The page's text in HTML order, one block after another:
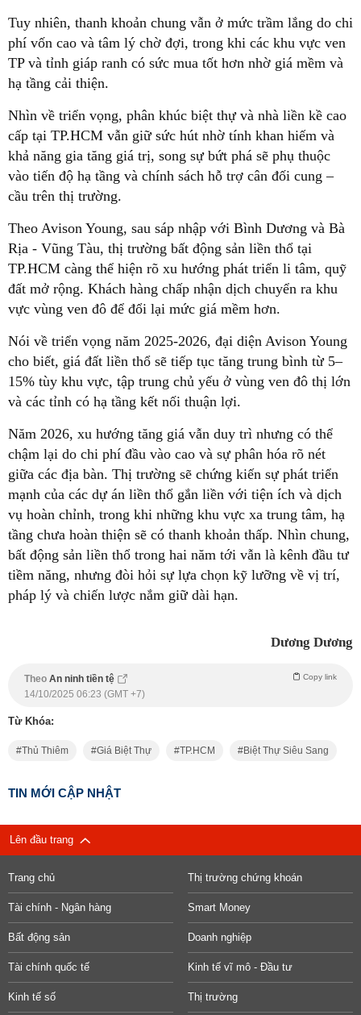
Tuy nhiên, thanh khoản chung vẫn ở mức trầm lắng do chi
phí vốn cao và tâm lý chờ đợi, trong khi các khu vực ven
TP và tỉnh giáp ranh có sức mua tốt hơn nhờ giá mềm và
hạ tầng cải thiện.
Nhìn về triển vọng, phân khúc biệt thự và nhà liền kề cao
cấp tại TP.HCM vẫn giữ sức hút nhờ tính khan hiếm và
khả năng gia tăng giá trị, song sự bứt phá sẽ phụ thuộc
vào tiến độ hạ tầng và chính sách hỗ trợ cân đối cung –
cầu trên thị trường.
Theo Avison Young, sau sáp nhập với Bình Dương và Bà
Rịa - Vũng Tàu, thị trường bất động sản liền thổ tại
TP.HCM càng thể hiện rõ xu hướng phát triển li tâm, quỹ
đất mở rộng. Khách hàng chấp nhận dịch chuyển ra khu
vực vùng ven đô để đổi lại mức giá mềm hơn.
Nói về triển vọng năm 2025-2026, đại diện Avison Young
cho biết, giá đất liền thổ sẽ tiếp tục tăng trung bình từ 5–
15% tùy khu vực, tập trung chủ yếu ở vùng ven đô thị lớn
và các tỉnh có hạ tầng kết nối thuận lợi.
Năm 2026, xu hướng tăng giá vẫn duy trì nhưng có thể
chậm lại do chi phí đầu vào cao và sự phân hóa rõ nét
giữa các địa bàn. Thị trường sẽ chứng kiến sự phát triển
mạnh của các dự án liền thổ gắn liền với tiện ích và dịch
vụ hoàn chỉnh, trong khi những khu vực xa trung tâm, hạ
tầng chưa hoàn thiện sẽ có thanh khoản thấp. Nhìn chung,
bất động sản liền thổ trong hai năm tới vẫn là kênh đầu tư
tiềm năng, nhưng đòi hỏi sự lựa chọn kỹ lưỡng về vị trí,
pháp lý và chiến lược nắm giữ dài hạn.
Dương Dương
Theo An ninh tiền tệ Copy link
14/10/2025 06:23 (GMT +7)
Từ Khóa:
Thủ Thiêm Giá Biệt Thự TP.HCM Biệt Thự Siêu Sang
TIN MỚI CẬP NHẬT
Lên đầu trang
Trang chủ Thị trường chứng khoán
Tài chính - Ngân hàng Smart Money
Bất động sản Doanh nghiệp
Tài chính quốc tế Kinh tế vĩ mô - Đầu tư
Kinh tế số Thị trường